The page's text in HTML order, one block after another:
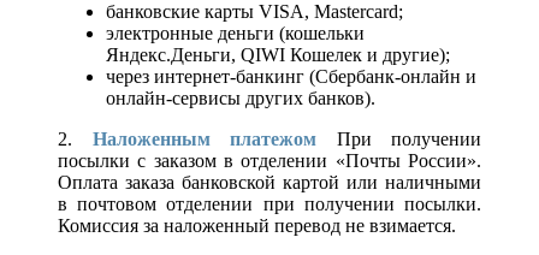
банковские карты VISA, Mastercard;
электронные деньги (кошельки
Яндекс.Деньги, QIWI Кошелек и другие);
через интернет-банкинг (Сбербанк-онлайн и
онлайн-сервисы других банков).
2. Наложенным платежом При получении
посылки с заказом в отделении «Почты России».
Оплата заказа банковской картой или наличными
в почтовом отделении при получении посылки.
Комиссия за наложенный перевод не взимается.